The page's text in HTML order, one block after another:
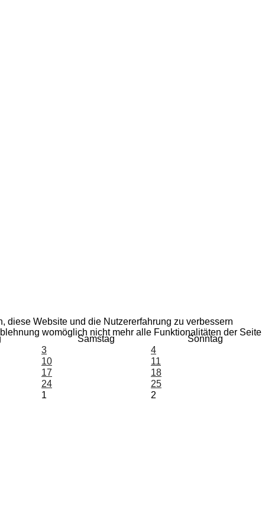
Samstag
Sonntag
3
4
10
11
17
18
24
25
1
2
diese Website und die Nutzererfahrung zu verbessern
womöglich nicht mehr alle Funktionalitäten der Seite